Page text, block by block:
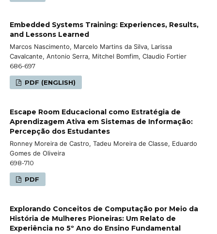
Embedded Systems Training: Experiences, Results,
and Lessons Learned
Marcos Nascimento, Marcelo Martins da Silva, Larissa
Cavalcante, Antonio Serra, Mitchel Bomfim, Claudio Fortier
686-697
PDF (ENGLISH)
Escape Room Educacional como Estratégia de
Aprendizagem Ativa em Sistemas de Informação:
Percepção dos Estudantes
Ronney Moreira de Castro, Tadeu Moreira de Classe, Eduardo
Gomes de Oliveira
698-710
PDF
Explorando Conceitos de Computação por Meio da
História de Mulheres Pioneiras: Um Relato de
Experiência no 5º Ano do Ensino Fundamental